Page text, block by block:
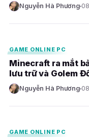
N Nguyễn Hà Phương
GAME ONLINE PC
Minecraft ra mắt
lưu trữ và Golem
N Nguyễn Hà Phương
GAME ONLINE PC